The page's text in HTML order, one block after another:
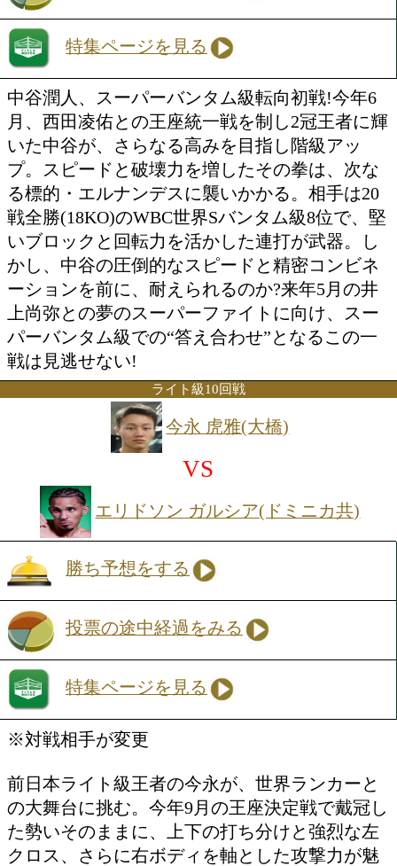
中谷 潤人(M.T)
VS
セバスチャン ヘルナンデス
勝ち予想をする
投票の途中経過をみる
特集ページを見る
中谷潤人、スーパーバンタム級転向初
月、西田凌佑との王座統一戦を制し2冠
いた中谷が、さらなる高みを目指し階
プ。スピードと破壊力を増したその拳
る標的・エルナンデスに襲いかかる。相
戦全勝(18KO)のWBC世界Sバンタム級8
いブロックと回転力を活かした連打が
かし、中谷の圧倒的なスピードと精密
ーションを前に、耐えられるのか?来年
上尚弥との夢のスーパーファイトに向
パーバンタム級での“答え合わせ”とな
戦は見逃せない!
ライト級10回戦
今永 虎雅(大橋)